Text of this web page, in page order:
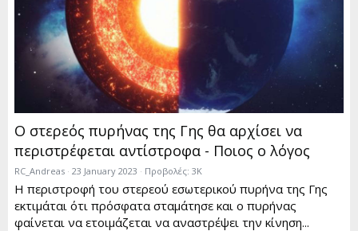
Ο στερεός πυρήνας της Γης θα αρχίσει να
περιστρέφεται αντίστροφα - Ποιος ο λόγος
RC_Andreas 23 January 2023 Προβολές: 3K
Η περιστροφή του στερεού εσωτερικού πυρήνα της Γης
εκτιμάται ότι πρόσφατα σταμάτησε και ο πυρήνας
φαίνεται να ετοιμάζεται να αναστρέψει την κίνηση...